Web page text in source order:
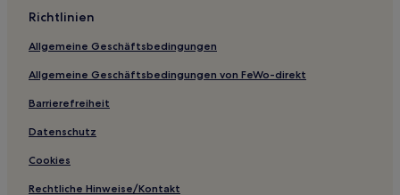
Business in Northern Suburbs
Hotels mit Parkplatz in Macedon
Hotels mit Parkplatz in Sorrento
Luxus in Sorrento
Familien in Point Lonsdale
Luxus in Fitzroy
Familien nahe Flinders Lane
Richtlinien
Allgemeine Geschäftsbedingungen
Allgemeine Geschäftsbedingungen von FeWo-direkt
Barrierefreiheit
Datenschutz
Cookies
Rechtliche Hinweise/Kontakt